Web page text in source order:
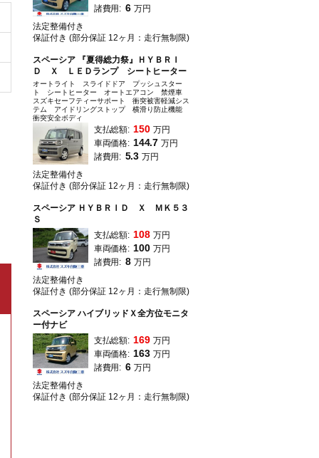
諸費用: 6 万円
法定整備付き
保証付き (部分保証 12ヶ月：走行無制限)
スペーシア 『夏得総力祭』ＨＹＢＲＩ
Ｄ Ｘ ＬＥＤランプ シートヒーター
オートライト スライドドア プッシュスター
ト シートヒーター オートエアコン 禁煙車
スズキセーフティーサポート 衝突被害軽減シス
テム アイドリングストップ 横滑り防止機能
衝突安全ボディ
支払総額: 150 万円
車両価格: 144.7 万円
諸費用: 5.3 万円
法定整備付き
保証付き (部分保証 12ヶ月：走行無制限)
スペーシア ＨＹＢＲＩＤ Ｘ ＭＫ５３
Ｓ
支払総額: 108 万円
車両価格: 100 万円
諸費用: 8 万円
法定整備付き
保証付き (部分保証 12ヶ月：走行無制限)
スペーシア ハイブリッドＸ全方位モニタ
ー付ナビ
支払総額: 169 万円
車両価格: 163 万円
諸費用: 6 万円
法定整備付き
保証付き (部分保証 12ヶ月：走行無制限)